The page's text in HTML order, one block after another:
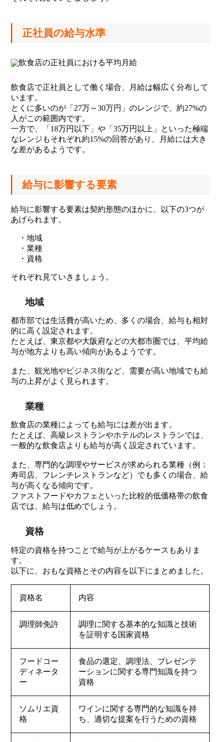
正社員の給与水準
飲食店で正社員として働く場合、月給は幅広く分布して
います。
とくに多いのが「27万～30万円」のレンジで、約27%の
人がこの範囲内です。
一方で、「18万円以下」や「35万円以上」といった極端
なレンジもそれぞれ約15%の回答があり、月給には大き
な差があるようです。
給与に影響する要素
給与に影響する要素は契約形態のほかに、以下の3つが
あげられます。
・地域
・業種
・資格
それぞれ見ていきましょう。
地域
都市部では生活費が高いため、多くの場合、給与も相対
的に高く設定されます。
たとえば、東京都や大阪府などの大都市圏では、平均給
与が地方よりも高い傾向があるようです。
また、観光地やビジネス街など、需要が高い地域でも給
与の上昇がよく見られます。
業種
飲食店の業種によっても給与には差が出ます。
たとえば、高級レストランやホテルのレストランでは、
一般的な飲食店よりも給与が高く設定されています。
また、専門的な調理やサービスが求められる業種（例：
寿司店、フレンチレストランなど）でも多くの場合、給
与が高くなる傾向です。
ファストフードやカフェといった比較的低価格帯の飲食
店では、給与は低めでしょう。
資格
特定の資格を持つことで給与が上がるケースもありま
す。
以下に、おもな資格とその内容を以下にまとめました。
資格名 内容
調理師免許
調理に関する基本的な知識と技術
を証明する国家資格
フードコー
ディネータ
ー
食品の選定、調理法、プレゼンテ
ーションに関する専門知識を持つ
資格
ソムリエ資
格
ワインに関する専門的な知識を持
ち、適切な提案を行うための資格